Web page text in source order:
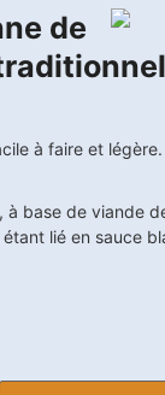
de
à faire et
base de viande
lié en sauce